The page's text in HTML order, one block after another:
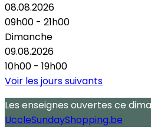
08.08.2026
09h00 - 21h00
Dimanche
09.08.2026
10h00 - 19h00
Voir les jours suivants
Les enseignes ouvertes ce
UccleSundayShopping.be